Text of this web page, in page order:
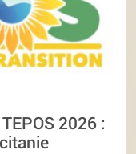
2026 :